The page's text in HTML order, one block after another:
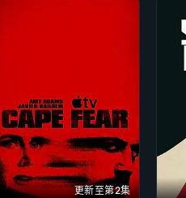
更新至第2集